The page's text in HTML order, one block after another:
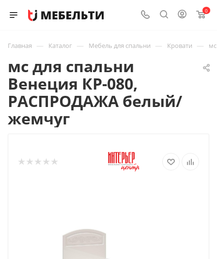
0
Главная — Каталог — Мебель для спальни — Кровати —
мс для спальни
Венеция КР-080,
РАСПРОДАЖА белый/
жемчуг